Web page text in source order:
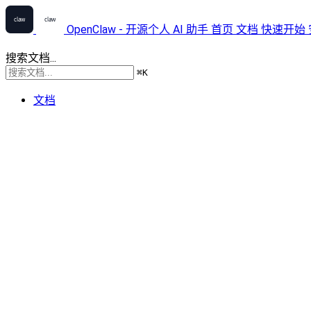
OpenClaw - 开源个人 AI 助手 首页 文档 快速开始
搜索文档...
⌘K
文档